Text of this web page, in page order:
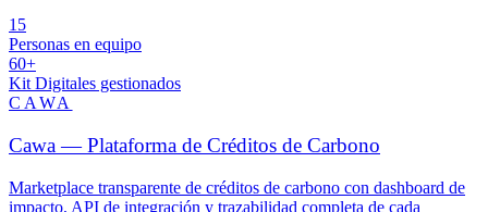
15
Personas en equipo
60+
Kit Digitales gestionados
CAWA
Cawa — Plataforma de Créditos de Carbono
Marketplace transparente de créditos de carbono con dashboard de
impacto, API de integración y trazabilidad completa de cada